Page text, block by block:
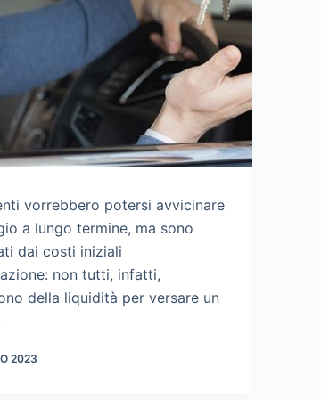
vorrebbero potersi avvicinare
a lungo termine, ma sono
dai costi iniziali
non tutti, infatti,
della liquidità per versare un
2023